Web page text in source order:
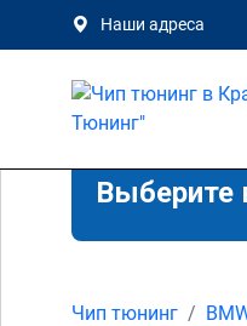
Наши адреса
Выберите
Чип тюнинг